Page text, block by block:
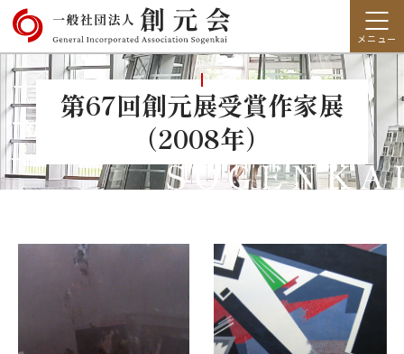
第67回創元展受賞作家展
（2008年）